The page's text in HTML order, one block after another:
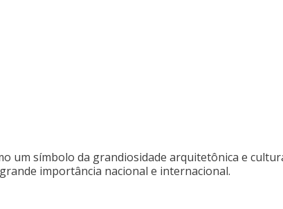
um símbolo da grandiosidade arquitetônica e
importância nacional e internacional.